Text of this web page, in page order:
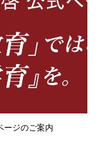
ージのご案内